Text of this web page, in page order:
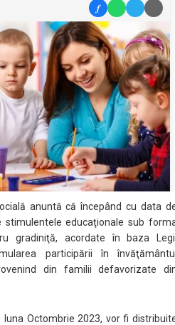
f
anuntă că începând cu data
stimulentele educaţionale sub
gradiniţă, acordate în baza
participării în
din familii defavorizate
Octombrie 2023, vor fi